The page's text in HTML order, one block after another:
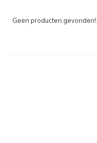
Geen producten gevonden!...